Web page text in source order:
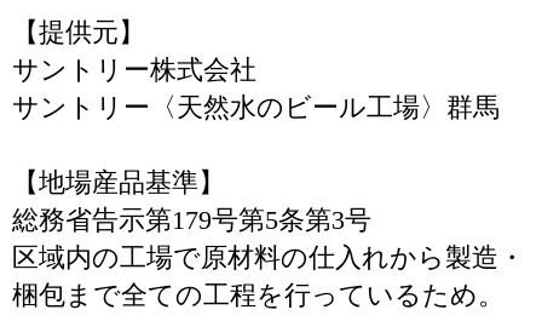
【提供元】
サントリー株式会社
サントリー〈天然水のビール工場〉群馬
【地場産品基準】
総務省告示第179号第5条第3号
区域内の工場で原材料の仕入れから製造・
梱包まで全ての工程を行っているため。